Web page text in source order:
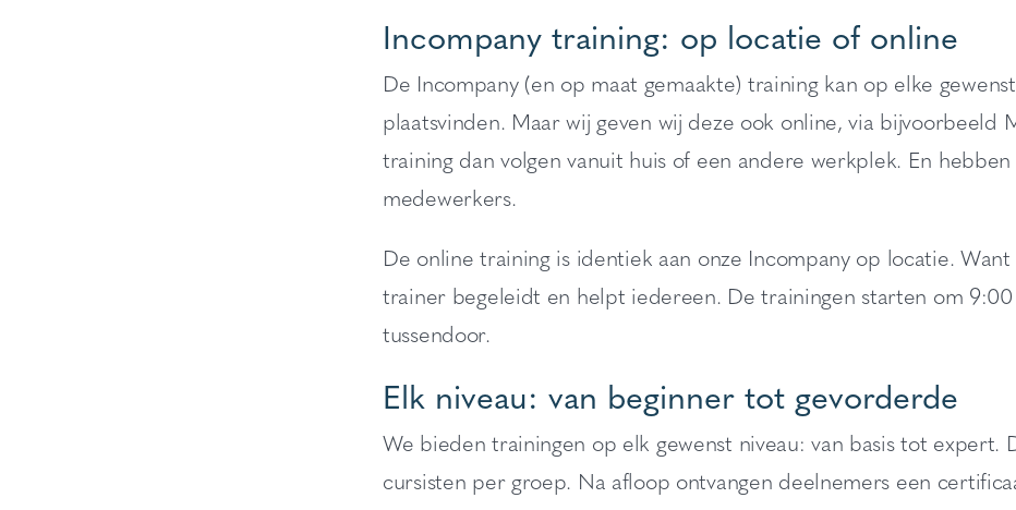
Incompany training: op locatie of online
De Incompany (en op maat gemaakte) training kan op elke
plaatsvinden. Maar wij geven wij deze ook online, via bijvoorbeeld
training dan volgen vanuit huis of een andere werkplek. En
medewerkers.
De online training is identiek aan onze Incompany op locatie.
trainer begeleidt en helpt iedereen. De trainingen starten om
tussendoor.
Elk niveau: van beginner tot gevorderde
We bieden trainingen op elk gewenst niveau: van basis tot expert.
cursisten per groep. Na afloop ontvangen deelnemers een